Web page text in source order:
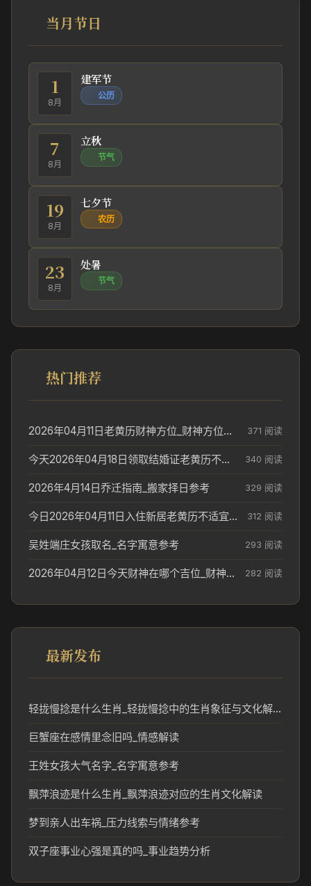
当月节日
1
8月
建军节
公历
7
8月
立秋
节气
19
8月
七夕节
农历
23
8月
处暑
节气
热门推荐
2026年04月11日老黄历财神方位_财神方位与供奉讲究 371 阅读
今天2026年04月18日领取结婚证老黄历不适合吗_领证日期参考 340 阅读
2026年4月14日乔迁指南_搬家择日参考 329 阅读
今日2026年04月11日入住新居老黄历不适宜吗_搬家择日参考 312 阅读
吴姓端庄女孩取名_名字寓意参考 293 阅读
2026年04月12日今天财神在哪个吉位_财神方位参考 282 阅读
最新发布
轻拢慢捻是什么生肖_轻拢慢捻中的生肖象征与文化解析
巨蟹座在感情里念旧吗_情感解读
王姓女孩大气名字_名字寓意参考
飘萍浪迹是什么生肖_飘萍浪迹对应的生肖文化解读
梦到亲人出车祸_压力线索与情绪参考
双子座事业心强是真的吗_事业趋势分析